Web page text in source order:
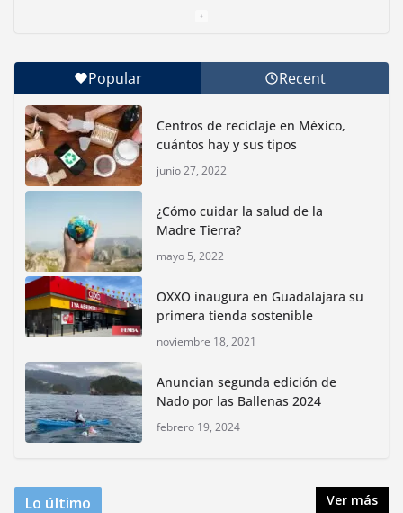
Con jornada informativa, Profepa y Humane World
for Animals buscan inhibir tráfico de aves
junio 15, 2026
Inauguran nuevo Embarcadero Cuemanco para
reactivar la zona lacustre de Xochimilco
junio 4, 2026
Rompe CDMX récords Reto Naturalista Urbano 2026 y
lidera la biodiversidad nacional
mayo 18, 2026
bioculturales para promover
huertos urbanos y jardines
polinizadores
Popular Recent
Centros de reciclaje en México,
cuántos hay y sus tipos
junio 27, 2022
¿Cómo cuidar la salud de la
Madre Tierra?
mayo 5, 2022
OXXO inaugura en Guadalajara su
primera tienda sostenible
noviembre 18, 2021
Anuncian segunda edición de
Nado por las Ballenas 2024
febrero 19, 2024
Lo último Ver más